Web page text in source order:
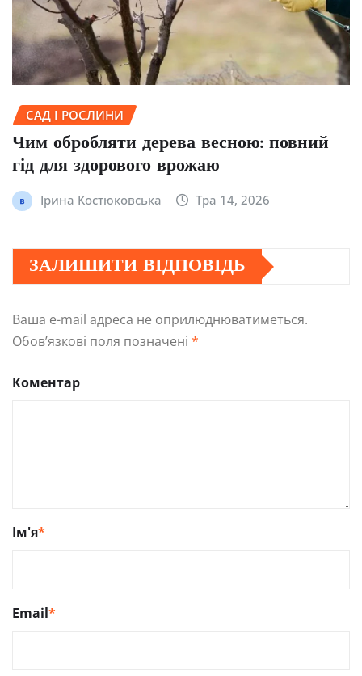
САД І РОСЛИНИ
Чим обробляти дерева весною: повний
гід для здорового врожаю
Ірина Костюковська Тра 14, 2026
ЗАЛИШИТИ ВІДПОВІДЬ
Ваша e-mail адреса не оприлюднюватиметься.
Обов’язкові поля позначені *
Коментар
Ім'я*
Email*